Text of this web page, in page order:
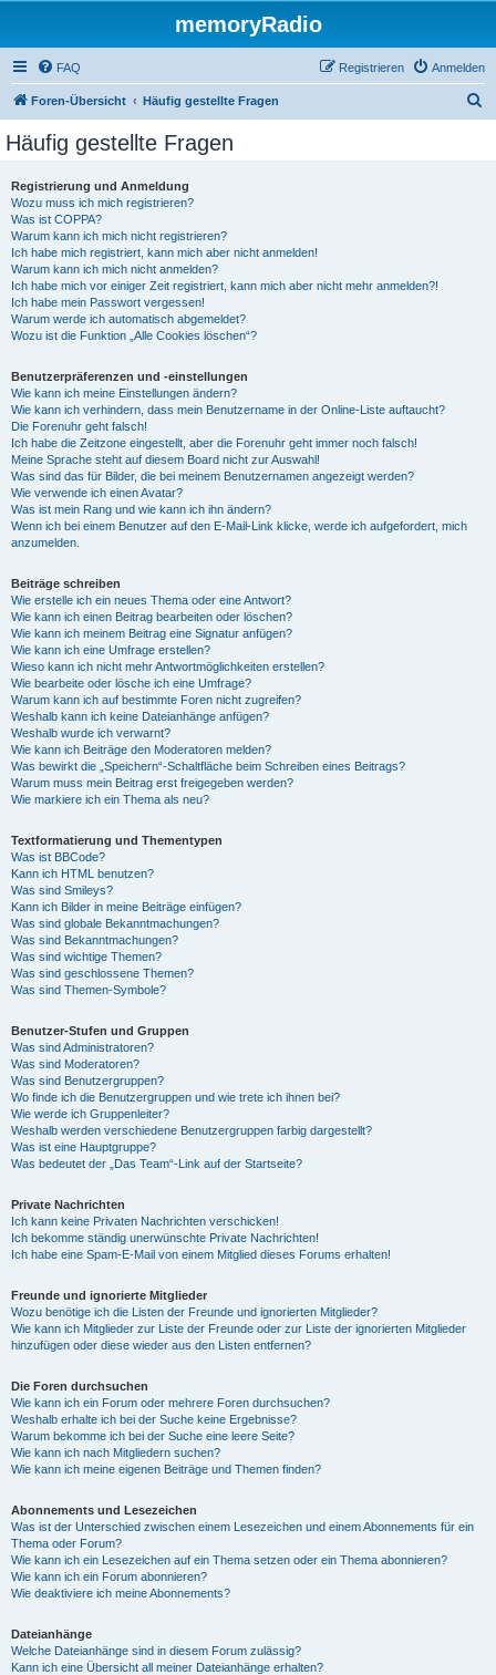
memoryRadio
FAQ Anmelden
Registrieren
Foren-Übersicht Häufig gestellte Fragen
Häufig gestellte Fragen
Registrierung und Anmeldung
Wozu muss ich mich registrieren?
Was ist COPPA?
Warum kann ich mich nicht registrieren?
Ich habe mich registriert, kann mich aber nicht anmelden!
Warum kann ich mich nicht anmelden?
Ich habe mich vor einiger Zeit registriert, kann mich aber nicht mehr anmelden?!
Ich habe mein Passwort vergessen!
Warum werde ich automatisch abgemeldet?
Wozu ist die Funktion „Alle Cookies löschen“?
Benutzerpräferenzen und -einstellungen
Wie kann ich meine Einstellungen ändern?
Wie kann ich verhindern, dass mein Benutzername in der Online-Liste auftaucht?
Die Forenuhr geht falsch!
Ich habe die Zeitzone eingestellt, aber die Forenuhr geht immer noch falsch!
Meine Sprache steht auf diesem Board nicht zur Auswahl!
Was sind das für Bilder, die bei meinem Benutzernamen angezeigt werden?
Wie verwende ich einen Avatar?
Was ist mein Rang und wie kann ich ihn ändern?
Wenn ich bei einem Benutzer auf den E-Mail-Link klicke, werde ich aufgefordert, mich
anzumelden.
Beiträge schreiben
Wie erstelle ich ein neues Thema oder eine Antwort?
Wie kann ich einen Beitrag bearbeiten oder löschen?
Wie kann ich meinem Beitrag eine Signatur anfügen?
Wie kann ich eine Umfrage erstellen?
Wieso kann ich nicht mehr Antwortmöglichkeiten erstellen?
Wie bearbeite oder lösche ich eine Umfrage?
Warum kann ich auf bestimmte Foren nicht zugreifen?
Weshalb kann ich keine Dateianhänge anfügen?
Weshalb wurde ich verwarnt?
Wie kann ich Beiträge den Moderatoren melden?
Was bewirkt die „Speichern“-Schaltfläche beim Schreiben eines Beitrags?
Warum muss mein Beitrag erst freigegeben werden?
Wie markiere ich ein Thema als neu?
Textformatierung und Thementypen
Was ist BBCode?
Kann ich HTML benutzen?
Was sind Smileys?
Kann ich Bilder in meine Beiträge einfügen?
Was sind globale Bekanntmachungen?
Was sind Bekanntmachungen?
Was sind wichtige Themen?
Was sind geschlossene Themen?
Was sind Themen-Symbole?
Benutzer-Stufen und Gruppen
Was sind Administratoren?
Was sind Moderatoren?
Was sind Benutzergruppen?
Wo finde ich die Benutzergruppen und wie trete ich ihnen bei?
Wie werde ich Gruppenleiter?
Weshalb werden verschiedene Benutzergruppen farbig dargestellt?
Was ist eine Hauptgruppe?
Was bedeutet der „Das Team“-Link auf der Startseite?
Private Nachrichten
Ich kann keine Privaten Nachrichten verschicken!
Ich bekomme ständig unerwünschte Private Nachrichten!
Ich habe eine Spam-E-Mail von einem Mitglied dieses Forums erhalten!
Freunde und ignorierte Mitglieder
Wozu benötige ich die Listen der Freunde und ignorierten Mitglieder?
Wie kann ich Mitglieder zur Liste der Freunde oder zur Liste der ignorierten Mitglieder
hinzufügen oder diese wieder aus den Listen entfernen?
Die Foren durchsuchen
Wie kann ich ein Forum oder mehrere Foren durchsuchen?
Weshalb erhalte ich bei der Suche keine Ergebnisse?
Warum bekomme ich bei der Suche eine leere Seite?
Wie kann ich nach Mitgliedern suchen?
Wie kann ich meine eigenen Beiträge und Themen finden?
Abonnements und Lesezeichen
Was ist der Unterschied zwischen einem Lesezeichen und einem Abonnements für ein
Thema oder Forum?
Wie kann ich ein Lesezeichen auf ein Thema setzen oder ein Thema abonnieren?
Wie kann ich ein Forum abonnieren?
Wie deaktiviere ich meine Abonnements?
Dateianhänge
Welche Dateianhänge sind in diesem Forum zulässig?
Kann ich eine Übersicht all meiner Dateianhänge erhalten?